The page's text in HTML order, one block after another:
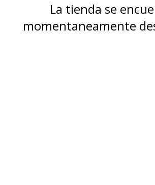
La tienda se
momentaneamente